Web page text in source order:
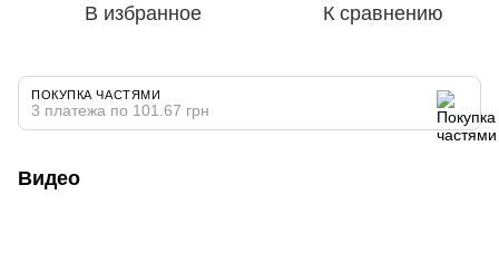
В избранное К сравнению
ПОКУПКА ЧАСТЯМИ
3 платежа по 101.67 грн
Видео